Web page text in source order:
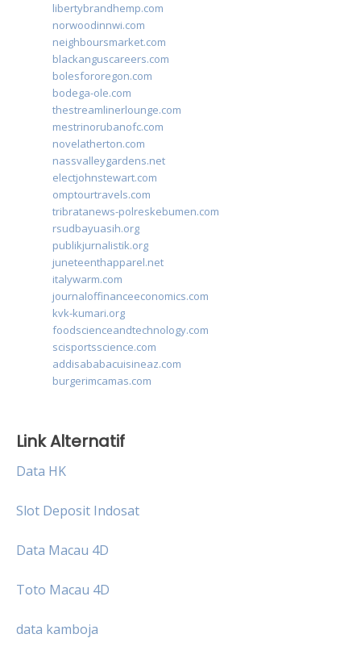
libertybrandhemp.com
norwoodinnwi.com
neighboursmarket.com
blackanguscareers.com
bolesfororegon.com
bodega-ole.com
thestreamlinerlounge.com
mestrinorubanofc.com
novelatherton.com
nassvalleygardens.net
electjohnstewart.com
omptourtravels.com
tribratanews-polreskebumen.com
rsudbayuasih.org
publikjurnalistik.org
juneteenthapparel.net
italywarm.com
journaloffinanceeconomics.com
kvk-kumari.org
foodscienceandtechnology.com
scisportsscience.com
addisababacuisineaz.com
burgerimcamas.com
Link Alternatif
Data HK
Slot Deposit Indosat
Data Macau 4D
Toto Macau 4D
data kamboja